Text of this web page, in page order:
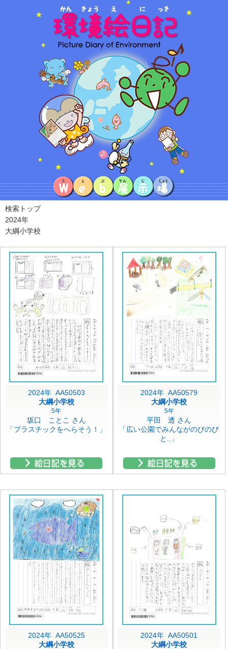
検索トップ
2024年
大綱小学校
2024年 AA50503
大綱小学校
5年
坂口 ことこ さん
「プラスチックをへらそう！」
2024年 AA50579
大綱小学校
5年
平田 透 さん
「広い公園でみんながのびのび
と..」
2024年 AA50525
大綱小学校
2024年 AA50501
大綱小学校